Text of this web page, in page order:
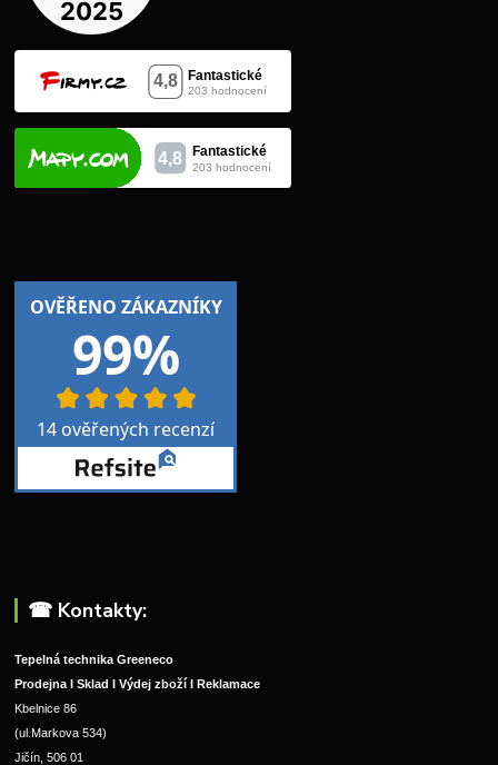
☎︎ Kontakty:
Tepelná technika Greeneco
Prodejna I Sklad I Výdej zboží I Reklamace
Kbelnice 86
(ul.Markova 534)
Jičín, 506 01